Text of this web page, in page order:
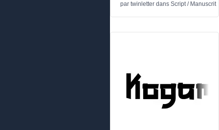
par twinletter dans Script/ Manuscrit